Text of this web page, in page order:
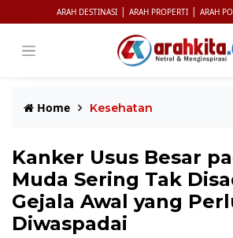
ARAH DESTINASI | ARAH PROPERTI | ARAH
Home Kesehatan
Kanker Usus Besar
Muda Sering Tak
Gejala Awal yang
Diwaspadai